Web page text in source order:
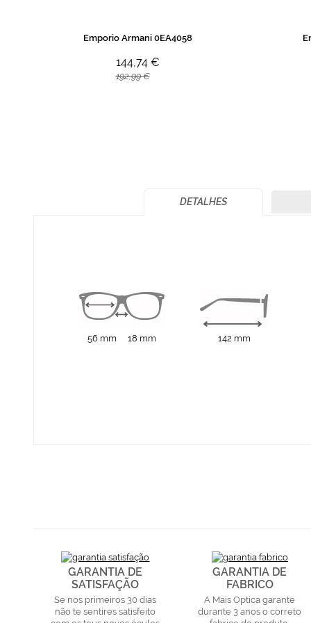
Emporio Armani 0EA4058
144,74 €
192,99 €
DETALHES
56 mm 18 mm 142 mm
GARANTIA DE
SATISFAÇÃO
Se nos primeiros 30 dias
não te sentires satisfeito
GARANTIA DE
FABRICO
A Mais Optica garante
durante 3 anos o correto